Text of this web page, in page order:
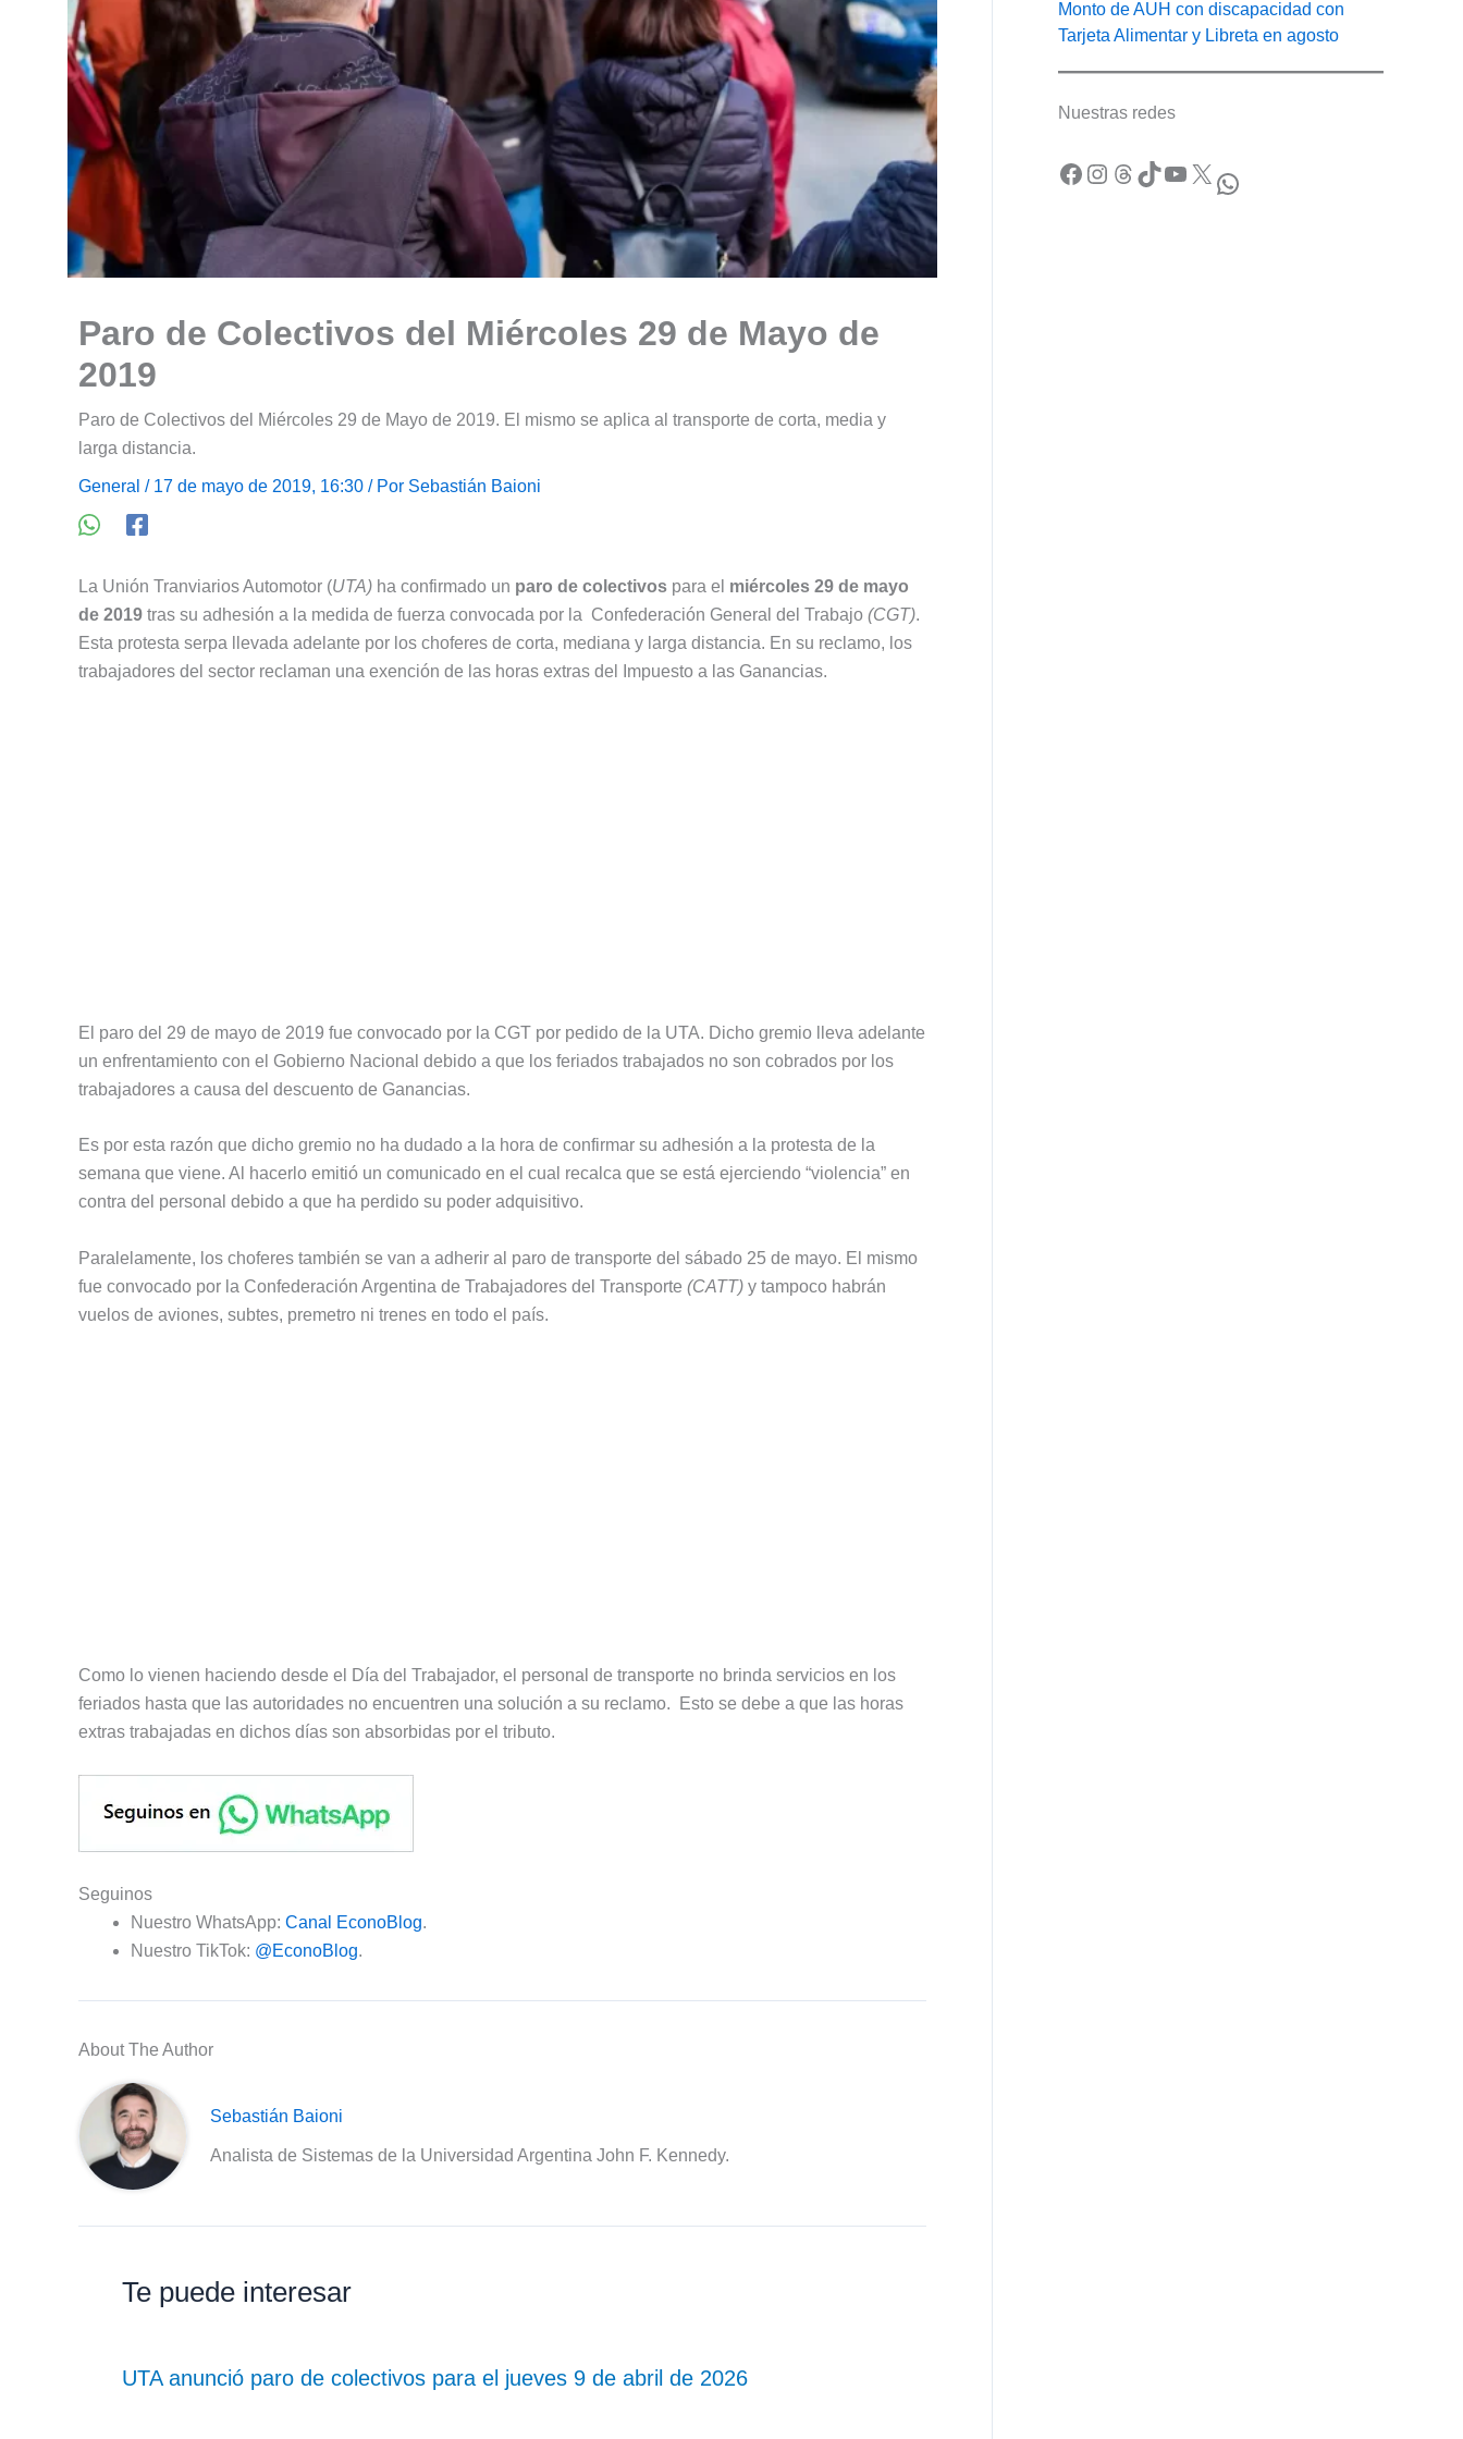
Paro de Colectivos del Miércoles 29 de Mayo de
2019
Paro de Colectivos del Miércoles 29 de Mayo de 2019. El mismo se aplica al transporte de corta, media y
larga distancia.
General / 17 de mayo de 2019, 16:30 / Por Sebastián Baioni
La Unión Tranviarios Automotor (UTA) ha confirmado un paro de colectivos para el miércoles 29 de mayo
de 2019 tras su adhesión a la medida de fuerza convocada por la Confederación General del Trabajo (CGT).
Esta protesta serpa llevada adelante por los choferes de corta, mediana y larga distancia. En su reclamo, los
trabajadores del sector reclaman una exención de las horas extras del Impuesto a las Ganancias.
El paro del 29 de mayo de 2019 fue convocado por la CGT por pedido de la UTA. Dicho gremio lleva adelante
un enfrentamiento con el Gobierno Nacional debido a que los feriados trabajados no son cobrados por los
trabajadores a causa del descuento de Ganancias.
Es por esta razón que dicho gremio no ha dudado a la hora de confirmar su adhesión a la protesta de la
semana que viene. Al hacerlo emitió un comunicado en el cual recalca que se está ejerciendo “violencia” en
contra del personal debido a que ha perdido su poder adquisitivo.
Paralelamente, los choferes también se van a adherir al paro de transporte del sábado 25 de mayo. El mismo
fue convocado por la Confederación Argentina de Trabajadores del Transporte (CATT) y tampoco habrán
vuelos de aviones, subtes, premetro ni trenes en todo el país.
Como lo vienen haciendo desde el Día del Trabajador, el personal de transporte no brinda servicios en los
feriados hasta que las autoridades no encuentren una solución a su reclamo. Esto se debe a que las horas
extras trabajadas en dichos días son absorbidas por el tributo.
Seguinos
Nuestro WhatsApp: Canal EconoBlog.
Nuestro TikTok: @EconoBlog.
About The Author
Sebastián Baioni
Analista de Sistemas de la Universidad Argentina John F. Kennedy.
Te puede interesar
UTA anunció paro de colectivos para el jueves 9 de abril de 2026
Monto de AUH con discapacidad con
Tarjeta Alimentar y Libreta en agosto
Nuestras redes
Facebook Instagram Threads TikTok YouTube X WhatsApp